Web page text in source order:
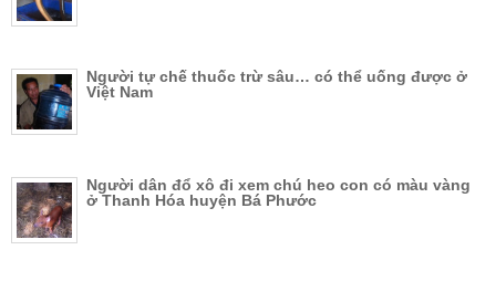
Người tự chế thuốc trừ sâu… có thể uống được ở
Việt Nam
Người dân đổ xô đi xem chú heo con có màu vàng
ở Thanh Hóa huyện Bá Phước